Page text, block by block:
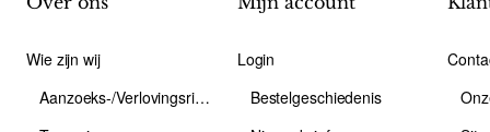
Wie zijn wij
Aanzoeks-/Verlovingsring
Login
Bestelgeschiedenis